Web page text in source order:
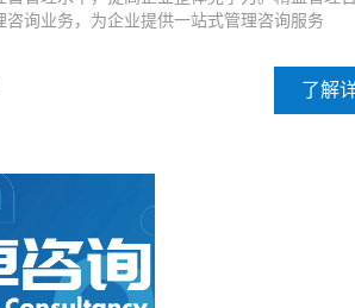
咨询业务，为企业提供一站式管理咨询服务
了解